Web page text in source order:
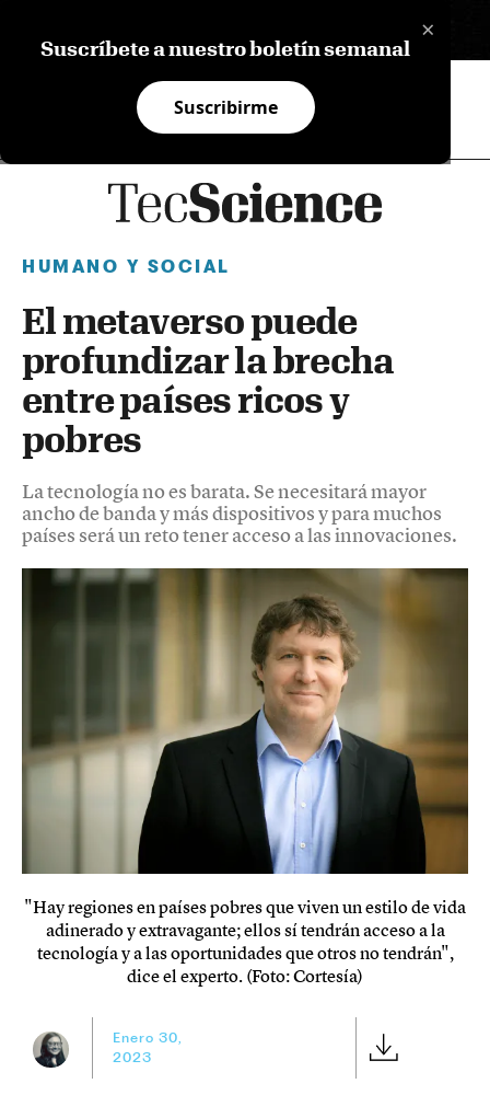
×
Suscríbete a nuestro boletín semanal
Suscribirme
HUMANO Y SOCIAL
El metaverso puede
profundizar la brecha
entre países ricos y
pobres
La tecnología no es barata. Se necesitará mayor
ancho de banda y más dispositivos y para muchos
países será un reto tener acceso a las innovaciones.
"Hay regiones en países pobres que viven un estilo de vida
adinerado y extravagante; ellos sí tendrán acceso a la
tecnología y a las oportunidades que otros no tendrán",
dice el experto. (Foto: Cortesía)
Enero 30,
2023